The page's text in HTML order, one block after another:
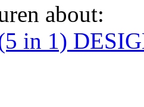
about:
in 1)